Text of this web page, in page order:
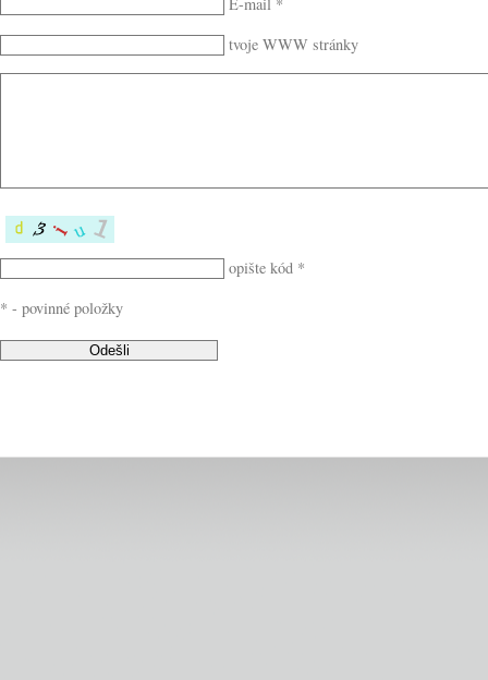
tvoje WWW stránky
opište kód *
* - povinné položky